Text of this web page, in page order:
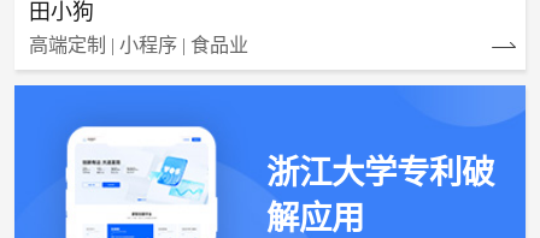
田小狗
高端定制 | 小程序 | 食品业
浙江大学专利破
解应用